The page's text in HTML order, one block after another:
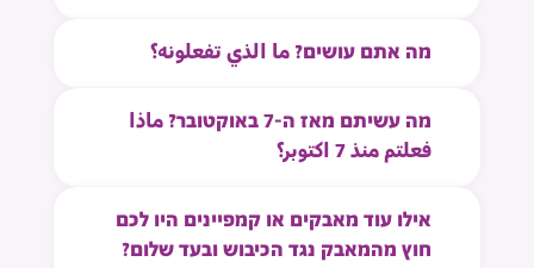
מה אתם עושים? ما الذي تفعلونه؟
מה עשיתם מאז ה-7 באוקטובר? ماذا
فعلتم منذ 7 اكتوبر؟
אילו עוד מאבקים או קמפיינים היו לכם
חוץ מהמאבק נגד הכיבוש ובעד שלום?